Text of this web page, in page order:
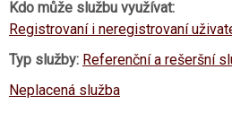
Kdo může službu využívat:
Registrovaní i neregistrovaní
Typ služby: Referenční a rešeršní
Neplacená služba